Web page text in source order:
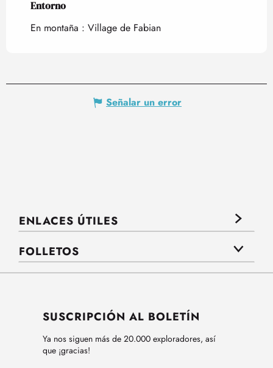
Entorno
Entorno
En montaña : Village de Fabian
Señalar un error
ENLACES ÚTILES
FOLLETOS
SUSCRIPCIÓN AL BOLETÍN
Ya nos siguen más de 20.000 exploradores, así
que ¡gracias!